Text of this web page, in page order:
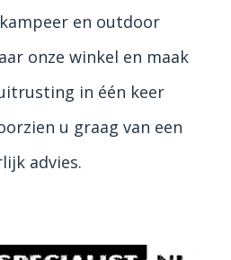
en outdoor
onze winkel en maak
in één keer
u graag van een
advies.